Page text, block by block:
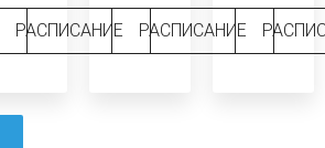
РАСПИСАНИЕ РАСПИСАНИЕ